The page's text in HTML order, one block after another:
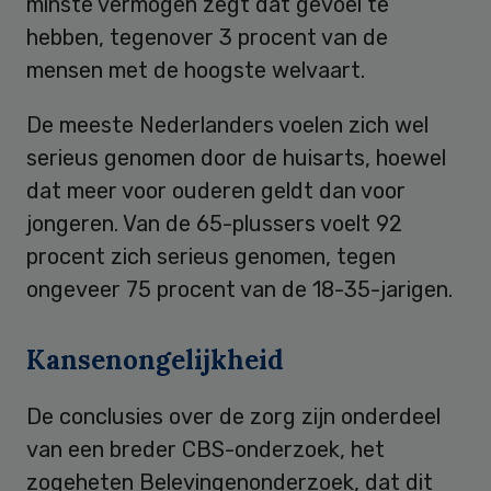
hebben, tegenover 3 procent van de
mensen met de hoogste welvaart.
De meeste Nederlanders voelen zich wel
serieus genomen door de huisarts, hoewel
dat meer voor ouderen geldt dan voor
jongeren. Van de 65-plussers voelt 92
procent zich serieus genomen, tegen
ongeveer 75 procent van de 18-35-jarigen.
Kansenongelijkheid
De conclusies over de zorg zijn onderdeel
van een breder CBS-onderzoek, het
zogeheten Belevingenonderzoek, dat dit